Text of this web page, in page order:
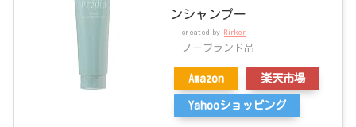
ンシャンプー
created by Rinker
ノーブランド品
Amazon 楽天市場
Yahooショッピング